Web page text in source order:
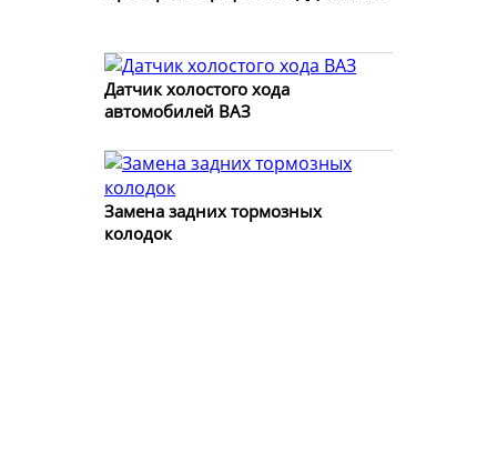
Датчик холостого хода
автомобилей ВАЗ
Замена задних тормозных
колодок